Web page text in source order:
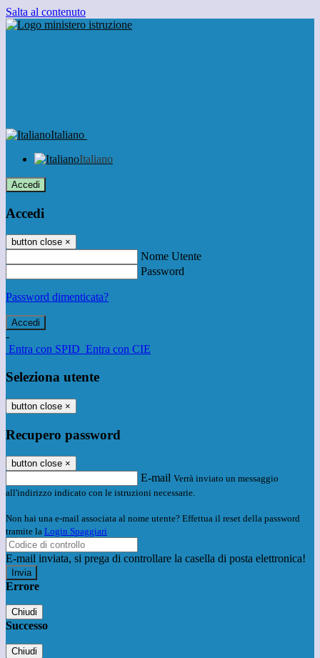
Salta al contenuto
Italiano
Italiano
Accedi
Accedi
button close ×
Nome Utente
Password
Password dimenticata?
-
Entra con SPID Entra con CIE
Seleziona utente
button close ×
Recupero password
button close ×
E-mail Verrà inviato un messaggio
all'indirizzo indicato con le istruzioni necessarie.
Non hai una e-mail associata al nome utente? Effettua il reset della password
tramite la Login Spaggiari
E-mail inviata, si prega di controllare la casella di posta elettronica!
Errore
Chiudi
Successo
Chiudi